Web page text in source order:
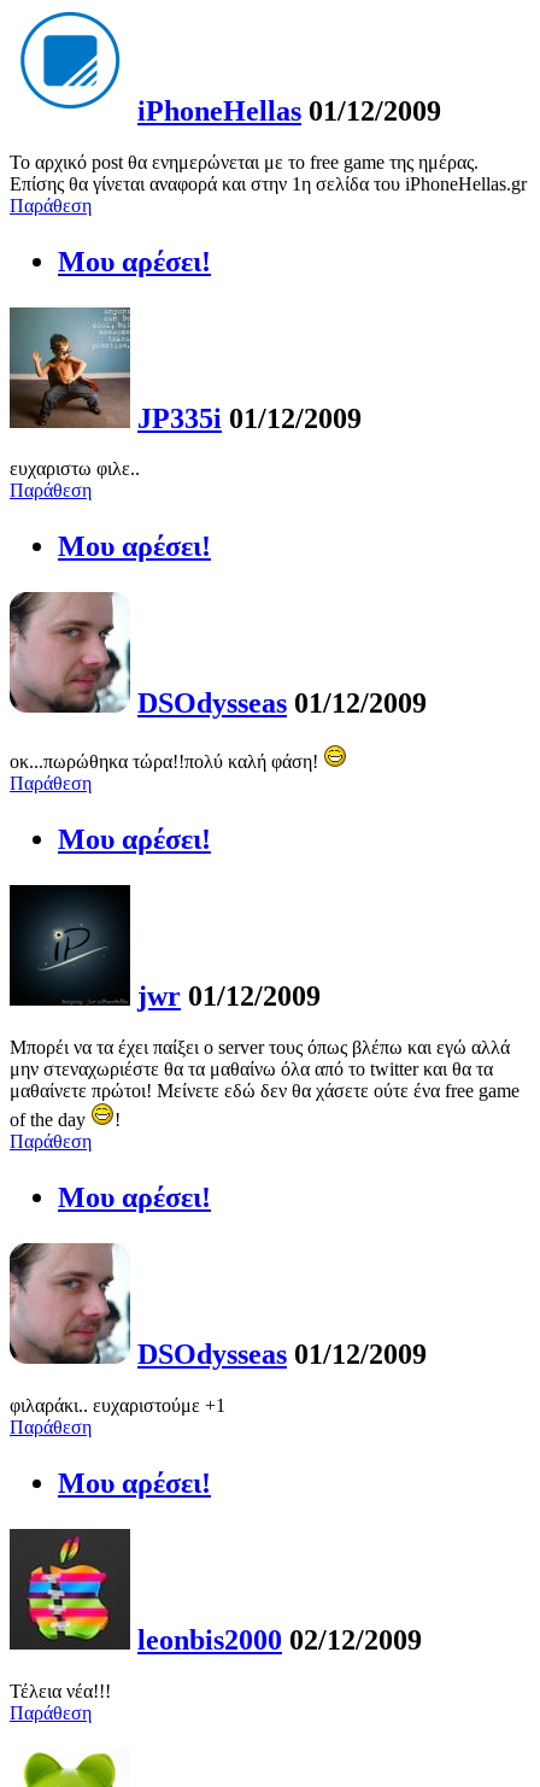
iPhoneHellas 01/12/2009
Το αρχικό post θα ενημερώνεται με το free game της ημέρας.
Επίσης θα γίνεται αναφορά και στην 1η σελίδα του iPhoneHellas.gr
Παράθεση
Μου αρέσει!
JP335i 01/12/2009
ευχαριστω φιλε..
Παράθεση
Μου αρέσει!
DSOdysseas 01/12/2009
οκ...πωρώθηκα τώρα!!πολύ καλή φάση!
Παράθεση
Μου αρέσει!
jwr 01/12/2009
Μπορέι να τα έχει παίξει ο server τους όπως βλέπω και εγώ αλλά
μην στεναχωριέστε θα τα μαθαίνω όλα από το twitter και θα τα
μαθαίνετε πρώτοι! Μείνετε εδώ δεν θα χάσετε ούτε ένα free game
of the day
!
Παράθεση
Μου αρέσει!
DSOdysseas 01/12/2009
φιλαράκι.. ευχαριστούμε +1
Παράθεση
Μου αρέσει!
leonbis2000 02/12/2009
Τέλεια νέα!!!
Παράθεση